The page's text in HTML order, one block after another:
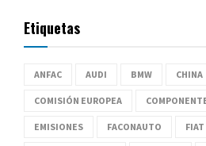
Etiquetas
ANFAC AUDI BMW CHINA
COMISIÓN EUROPEA
EMISIONES FACONAUTO FIAT